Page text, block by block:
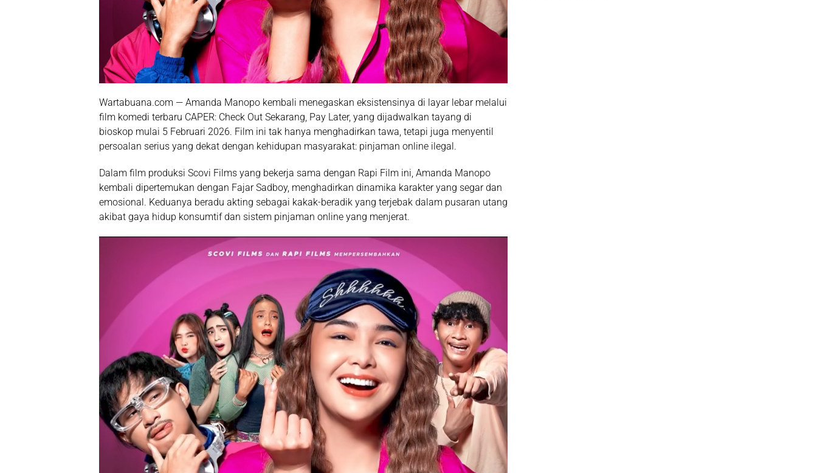
Wartabuana.com — Amanda Manopo kembali menegaskan eksistensinya di layar lebar melalui
film komedi terbaru CAPER: Check Out Sekarang, Pay Later, yang dijadwalkan tayang di
bioskop mulai 5 Februari 2026. Film ini tak hanya menghadirkan tawa, tetapi juga menyentil
persoalan serius yang dekat dengan kehidupan masyarakat: pinjaman online ilegal.
Dalam film produksi Scovi Films yang bekerja sama dengan Rapi Film ini, Amanda Manopo
kembali dipertemukan dengan Fajar Sadboy, menghadirkan dinamika karakter yang segar dan
emosional. Keduanya beradu akting sebagai kakak-beradik yang terjebak dalam pusaran utang
akibat gaya hidup konsumtif dan sistem pinjaman online yang menjerat.